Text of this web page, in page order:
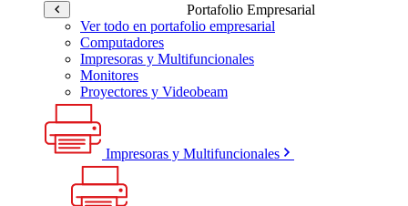
Portafolio Empresarial
Ver todo en portafolio empresarial
Computadores
Impresoras y Multifuncionales
Monitores
Proyectores y Videobeam
Impresoras y Multifuncionales